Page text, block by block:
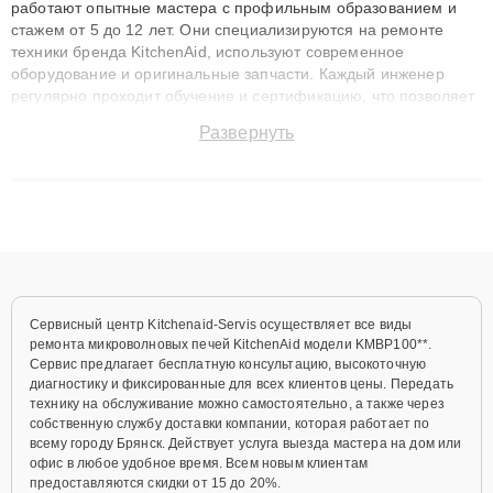
работают опытные мастера с профильным образованием и
стажем от 5 до 12 лет. Они специализируются на ремонте
техники бренда KitchenAid, используют современное
оборудование и оригинальные запчасти. Каждый инженер
регулярно проходит обучение и сертификацию, что позволяет
технику с сохранением гарантии до 3 лет. Наши мастера
Развернуть
Сервисный центр Kitchenaid-Servis осуществляет все виды
ремонта микроволновых печей KitchenAid модели KMBP100**.
Сервис предлагает бесплатную консультацию, высокоточную
диагностику и фиксированные для всех клиентов цены. Передать
технику на обслуживание можно самостоятельно, а также через
собственную службу доставки компании, которая работает по
всему городу Брянск. Действует услуга выезда мастера на дом или
офис в любое удобное время. Всем новым клиентам
предоставляются скидки от 15 до 20%.